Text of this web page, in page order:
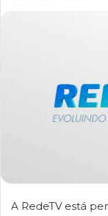
A RedeTV está